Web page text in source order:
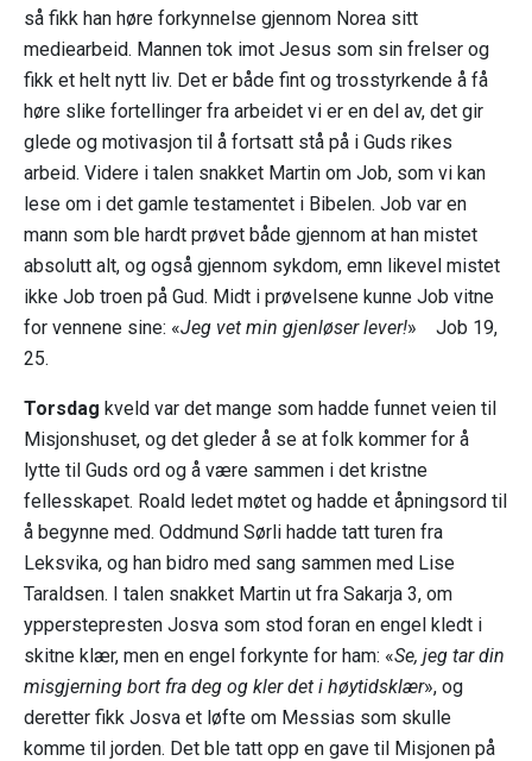
så fikk han høre forkynnelse gjennom Norea sitt
mediearbeid. Mannen tok imot Jesus som sin frelser og
fikk et helt nytt liv. Det er både fint og trosstyrkende å få
høre slike fortellinger fra arbeidet vi er en del av, det gir
glede og motivasjon til å fortsatt stå på i Guds rikes
arbeid. Videre i talen snakket Martin om Job, som vi kan
lese om i det gamle testamentet i Bibelen. Job var en
mann som ble hardt prøvet både gjennom at han mistet
absolutt alt, og også gjennom sykdom, emn likevel mistet
ikke Job troen på Gud. Midt i prøvelsene kunne Job vitne
for vennene sine: «Jeg vet min gjenløser lever!» Job 19,
25.
Torsdag kveld var det mange som hadde funnet veien til
Misjonshuset, og det gleder å se at folk kommer for å
lytte til Guds ord og å være sammen i det kristne
fellesskapet. Roald ledet møtet og hadde et åpningsord til
å begynne med. Oddmund Sørli hadde tatt turen fra
Leksvika, og han bidro med sang sammen med Lise
Taraldsen. I talen snakket Martin ut fra Sakarja 3, om
ypperstepresten Josva som stod foran en engel kledt i
skitne klær, men en engel forkynte for ham: «Se, jeg tar din
misgjerning bort fra deg og kler det i høytidsklær», og
deretter fikk Josva et løfte om Messias som skulle
komme til jorden. Det ble tatt opp en gave til Misjonen på